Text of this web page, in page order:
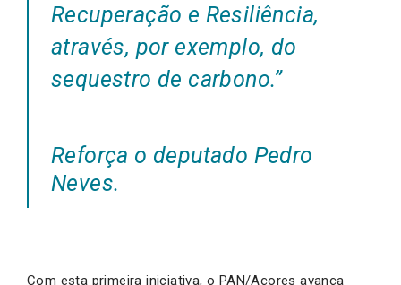
Recuperação e Resiliência,
através, por exemplo, do
sequestro de carbono.”
Reforça o deputado Pedro
Neves.
Com esta primeira iniciativa, o PAN/Açores avança